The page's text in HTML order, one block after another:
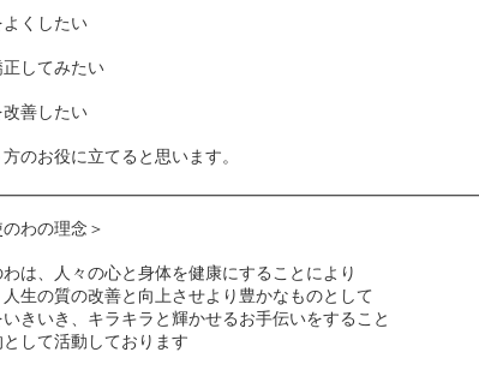
くしたい
してみたい
善したい
方のお役に立てると思います。
のわの理念＞
わは、人々の心と身体を健康にすることにより
生の質の改善と向上させより豊かなものとして
いきいき、キラキラと輝かせるお手伝いをすること
として活動しております